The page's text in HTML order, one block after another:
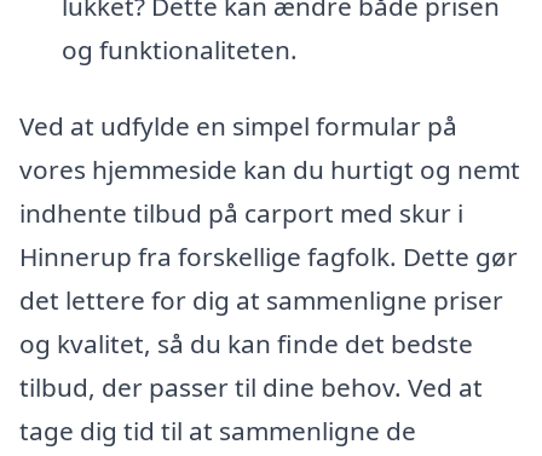
og funktionaliteten.
Ved at udfylde en simpel formular på
vores hjemmeside kan du hurtigt og nemt
indhente tilbud på carport med skur i
Hinnerup fra forskellige fagfolk. Dette gør
det lettere for dig at sammenligne priser
og kvalitet, så du kan finde det bedste
tilbud, der passer til dine behov. Ved at
tage dig tid til at sammenligne de